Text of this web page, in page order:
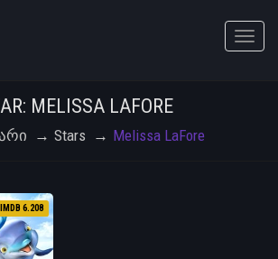
Toggle
MELISSA LAFORE
Stars Melissa LaFore
6.208